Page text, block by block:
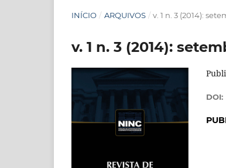
INÍCIO / ARQUIVOS / v. 1 n. 3 (2014):
v. 1 n. 3 (2014):
DOI: